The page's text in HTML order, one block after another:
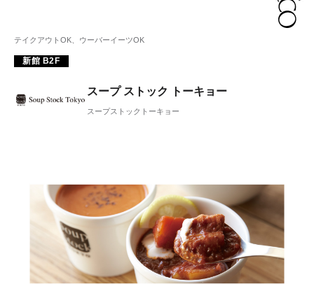
テイクアウトOK、ウーバーイーツOK
新館 B2F
スープ ストック トーキョー
スープストックトーキョー